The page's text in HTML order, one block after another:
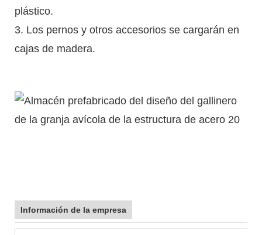
plástico.
3. Los pernos y otros accesorios se cargarán en
cajas de madera.
Información de la empresa